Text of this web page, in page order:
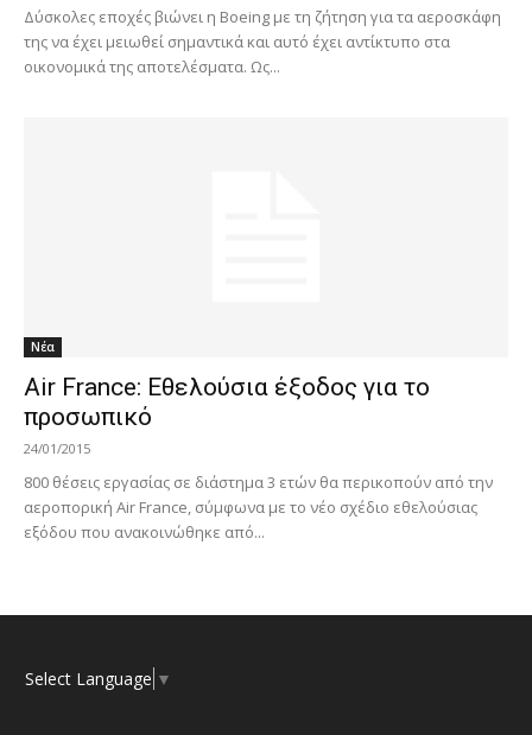
Δύσκολες εποχές βιώνει η Boeing με τη ζήτηση για τα αεροσκάφη
της να έχει μειωθεί σημαντικά και αυτό έχει αντίκτυπο στα
οικονομικά της αποτελέσματα. Ως...
Νέα
Air France: Εθελούσια έξοδος για το
προσωπικό
24/01/2015
800 θέσεις εργασίας σε διάστημα 3 ετών θα περικοπούν από την
αεροπορική Air France, σύμφωνα με το νέο σχέδιο εθελούσιας
εξόδου που ανακοινώθηκε από...
Select Language ▼